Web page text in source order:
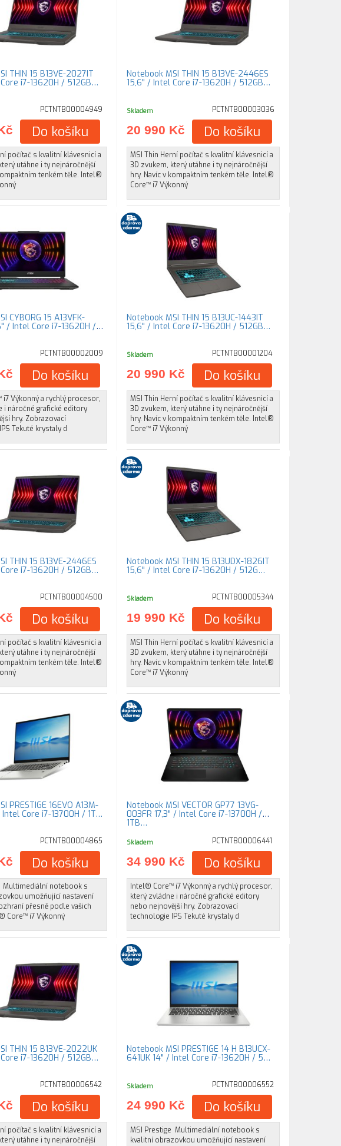
THIN 15 B13VE-2027IT
i7-13620H / 512GB…
PCTNTB00004949
Do košíku
počítač s kvalitní klávesnicí a
utáhne i ty nejnáročnější
tenkém těle. Intel®
Notebook MSI THIN 15 B13VE-2446ES
15,6" / Intel Core i7-13620H / 512GB…
Skladem PCTNTB00003036
20 990 Kč Do košíku
MSI Thin Herní počítač s kvalitní klávesnicí a
3D zvukem, který utáhne i ty nejnáročnější
hry. Navíc v kompaktním tenkém těle. Intel®
Core™ i7 Výkonný
CYBORG 15 A13VFK-
/ Intel Core i7-13620H /
PCTNTB00002009
Do košíku
i7 Výkonný a rychlý procesor,
i náročné grafické editory
hry. Zobrazovací
Tekuté krystaly d
Notebook MSI THIN 15 B13UC-1443IT
15,6" / Intel Core i7-13620H / 512GB…
Skladem PCTNTB00001204
20 990 Kč Do košíku
MSI Thin Herní počítač s kvalitní klávesnicí a
3D zvukem, který utáhne i ty nejnáročnější
hry. Navíc v kompaktním tenkém těle. Intel®
Core™ i7 Výkonný
THIN 15 B13VE-2446ES
i7-13620H / 512GB…
PCTNTB00004500
Do košíku
počítač s kvalitní klávesnicí a
utáhne i ty nejnáročnější
tenkém těle. Intel®
Notebook MSI THIN 15 B13UDX-1826IT
15,6" / Intel Core i7-13620H / 512G…
Skladem PCTNTB00005344
19 990 Kč Do košíku
MSI Thin Herní počítač s kvalitní klávesnicí a
3D zvukem, který utáhne i ty nejnáročnější
hry. Navíc v kompaktním tenkém těle. Intel®
Core™ i7 Výkonný
PRESTIGE 16EVO A13M-
Core i7-13700H / 1T…
PCTNTB00004865
Do košíku
Multimediální notebook s
umožňující nastavení
přesně podle vašich
Core™ i7 Výkonný
Notebook MSI VECTOR GP77 13VG-
003FR 17,3" / Intel Core i7-13700H /
1TB…
Skladem PCTNTB00006441
34 990 Kč Do košíku
Intel® Core™ i7 Výkonný a rychlý procesor,
který zvládne i náročné grafické editory
nebo nejnovější hry. Zobrazovací
technologie IPS Tekuté krystaly d
THIN 15 B13VE-2022UK
i7-13620H / 512GB…
PCTNTB00006542
Do košíku
počítač s kvalitní klávesnicí a
utáhne i ty nejnáročnější
Notebook MSI PRESTIGE 14 H B13UCX-
641UK 14" / Intel Core i7-13620H / 5…
Skladem PCTNTB00006552
24 990 Kč Do košíku
MSI Prestige Multimediální notebook s
kvalitní obrazovkou umožňující nastavení